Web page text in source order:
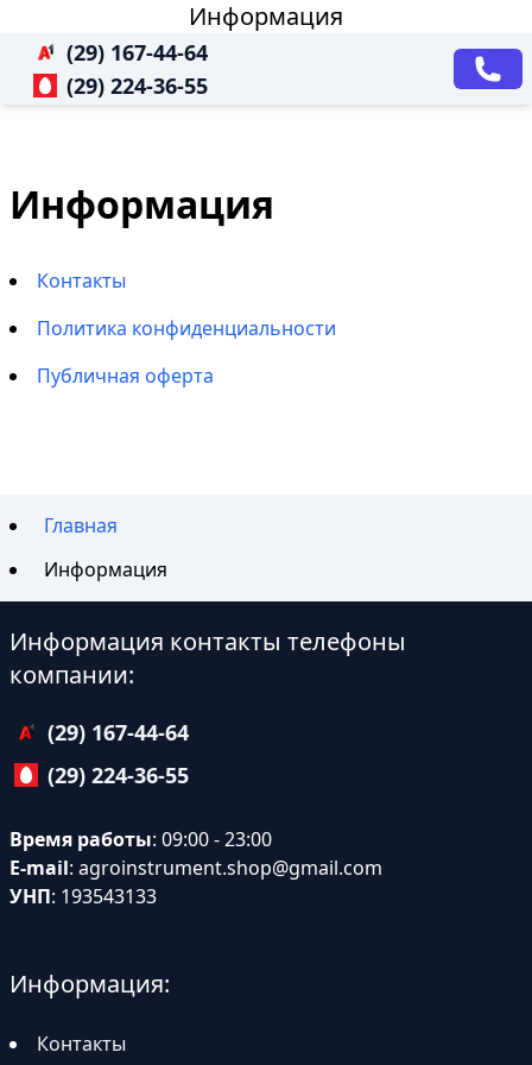
Информация
(29) 167-44-64
(29) 224-36-55
Информация
Контакты
Политика конфиденциальности
Публичная оферта
Главная
Информация
Информация контакты телефоны
компании:
(29) 167-44-64
(29) 224-36-55
Время работы: 09:00 - 23:00
E-mail: agroinstrument.shop@gmail.com
УНП: 193543133
Информация:
Контакты